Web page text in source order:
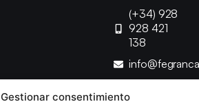
Gestionar consentimiento
(+34) 928
928 421
138